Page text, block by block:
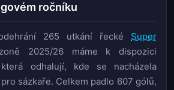
ročníku
265 utkání řecké Super
2025/26 máme k dispozici
odhalují, kde se nacházela
sázkaře. Celkem padlo 607 gólů,